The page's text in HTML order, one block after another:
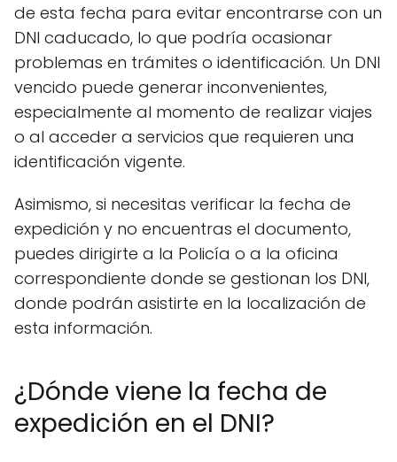
de esta fecha para evitar encontrarse con un
DNI caducado, lo que podría ocasionar
problemas en trámites o identificación. Un DNI
vencido puede generar inconvenientes,
especialmente al momento de realizar viajes
o al acceder a servicios que requieren una
identificación vigente.
Asimismo, si necesitas verificar la fecha de
expedición y no encuentras el documento,
puedes dirigirte a la Policía o a la oficina
correspondiente donde se gestionan los DNI,
donde podrán asistirte en la localización de
esta información.
¿Dónde viene la fecha de
expedición en el DNI?